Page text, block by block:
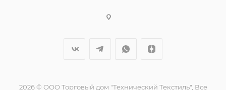
2026 © ООО Торговый дом "Технический Текстиль", Все